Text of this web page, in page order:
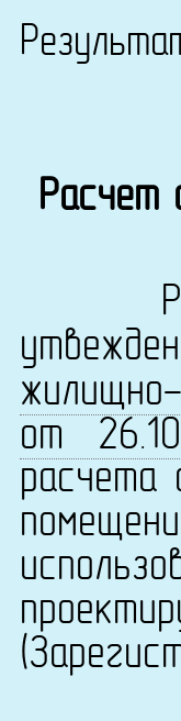
Расчет
от
расчета